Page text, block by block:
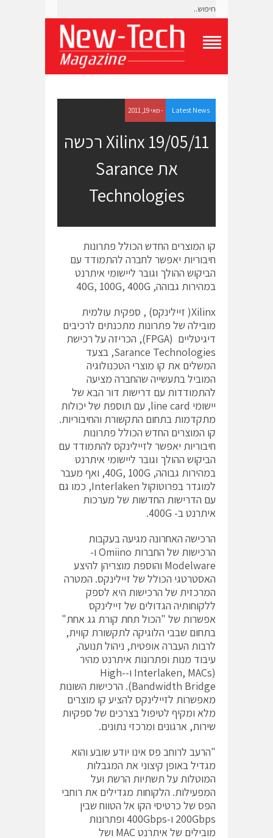
g
l
e
N
M
n
u
Latest News - מאי 19, 2011
19/05/11 Xilinx רכשה
את Sarance
Technologies
קו המוצרים החדש הכולל פתרונות
חיבוריות יאפשר לחברה להתמודד עם
הביקוש ההולך וגובר ליישומי איתרנט
במהירות גבוהה, 40G, 100G, 400G
Xilinx( זיילינקס) , ספקית עולמית
מובילה של פתרונות מתכנתים לרכיבים
דיגיטליים (FPGA), הכריזה על רכישת
Sarance Technologies, בצעד
המשלים את קו מוצרי הטכנולוגיה
המוביל בתעשייה שהחברה מציעה
להתמודדות עם דרישות דור הבא של
יישומי line card, עם תוספת של יכולות
מתקדמות בתחום התקשורת והחיבוריות.
קו המוצרים החדש הכולל פתרונות
חיבוריות יאפשר לזיילינקס להתמודד עם
הביקוש ההולך וגובר ליישומי איתרנט
במהירות גבוהה, 40G, 100G, ואף מעבר
למוגדר בפרוטוקול Interlaken, כמו גם
עם הדרישות החדשות של מערכות
איתרנט ב- 400G.
הרכישה האחרונה מגיעה בעקבות
הרכישות של החברות Omiino ו-
Modelware והוספת מוצריהן להיצע
האסטרטגי הכולל של זיילינקס. המטרה
המרכזית של הרכישות היא לספק
ללקוחותיה הגדולים של זיילינקס
אפשרות של "הכול תחת קורת גג אחת"
בתחום שבבי הלוגיקה לתקשורת קווית,
לרבות העברה אופטית, ניהול תנועה,
עיבוד מנות ופתרונות איתרנט מהיר
(Interlaken, MACs ו-High-
Bandwidth Bridge). הרכישות השונות
מאפשרות לזיילינקס להציע קו מוצרים
מלא ומקיף לטיפול בצרכים של ספקיות
שירות, ארגונים ומרכזי נתונים.
"הרעב לרוחב פס אינו יודע שובע והוא
מגדיל באופן קיצוני את המגבלות
המוטלות על תשתיות הרשת ועל
המפעילות. הלקוחות מגדילים את רוחבי
הפס של כרטיסי הקו אל הטווח שבין
200Gbps ו-400Gbps ופתרונות
מובילים של איתרנט MAC ושל